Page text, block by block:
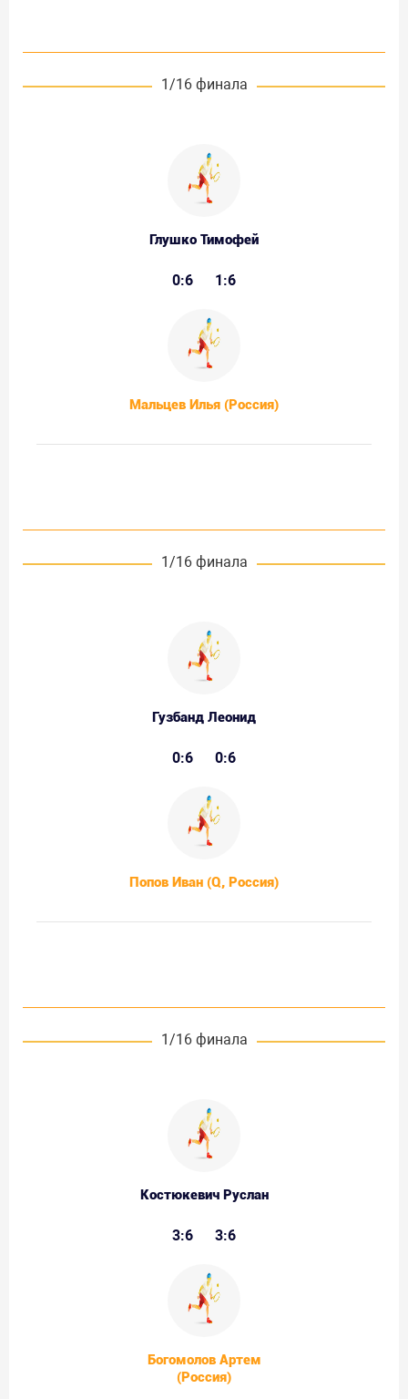
1/16 финала
Глушко Тимофей
0:6 1:6
Мальцев Илья (Россия)
1/16 финала
Гузбанд Леонид
0:6 0:6
Попов Иван (Q, Россия)
1/16 финала
Костюкевич Руслан
3:6 3:6
Богомолов Артем
(Россия)